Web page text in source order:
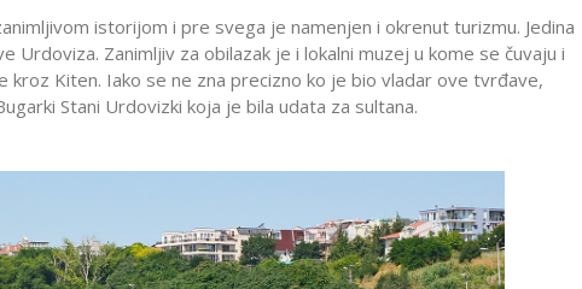
istorijom i pre svega je namenjen i okrenut turizmu. Jedina
Urdoviza. Zanimljiv za obilazak je i lokalni muzej u kome se čuvaju i
kroz Kiten. Iako se ne zna precizno ko je bio vladar ove tvrđave,
Stani Urdovizki koja je bila udata za sultana.